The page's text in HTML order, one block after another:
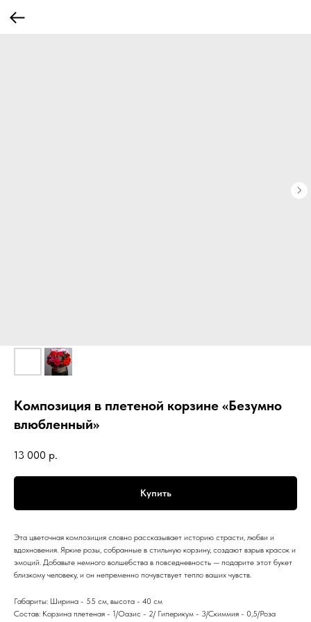
Композиция в плетеной корзине «Безумно
влюбленный»
13 000 р.
Купить
Эта цветочная композиция словно рассказывает историю страсти, любви и
вдохновения. Яркие розы, собранные в стильную корзину, создают взрыв красок и
эмоций. Добавьте немного волшебства в повседневность — подарите этот букет
близкому человеку, и он непременно почувствует тепло ваших чувств.
Габариты: Ширина - 55 см, высота - 40 см
Состав: Корзина плетеная - 1/Оазис - 2/ Гиперикум - 3/Скиммия - 0,5/Роза